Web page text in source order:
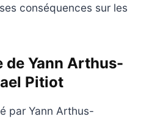
conséquences sur les
de Yann Arthus-
Pitiot
par Yann Arthus-